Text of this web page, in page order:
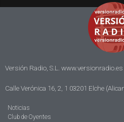
Versión Radio, S.L. www.versionradio.es
Calle Verónica 16, 2, 1 03201 Elche
Noticias
Club de Oyentes